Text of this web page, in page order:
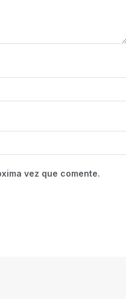
vez que comente.